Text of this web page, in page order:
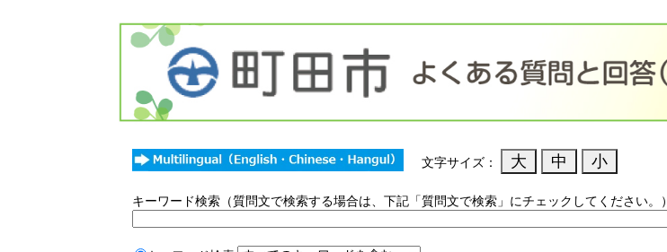
文字サイズ：
キーワード検索（質問文で検索する場合は、下記「質問文で検索」にチェックしてください。）